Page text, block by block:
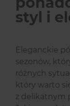
styl i
Eleganckie
sezonów,
różnych
który warto
z delikatnym